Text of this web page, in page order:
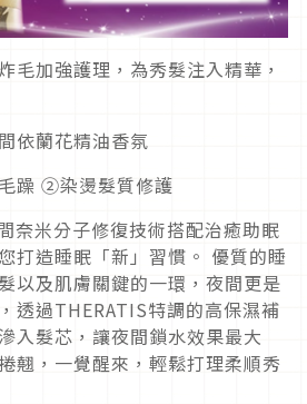
毛加強護理，為秀髮注入精華，
依蘭花精油香氛
躁 ②染燙髮質修護
奈米分子修復技術搭配治癒助眠
打造睡眠「新」習慣。 優質的睡
以及肌膚關鍵的一環，夜間更是
透過THERATIS特調的高保濕補
入髮芯，讓夜間鎖水效果最大
翹，一覺醒來，輕鬆打理柔順秀